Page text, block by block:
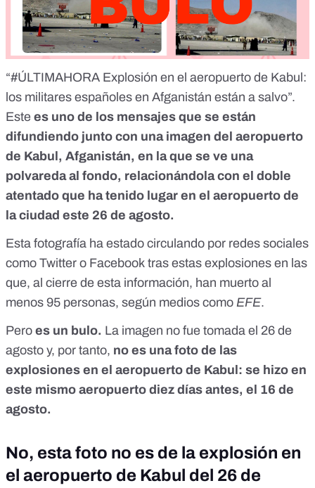
“#ÚLTIMAHORA Explosión en el aeropuerto de Kabul:
los militares españoles en Afganistán están a salvo”.
Este es uno de los mensajes que se están
difundiendo junto con una imagen del aeropuerto
de Kabul, Afganistán, en la que se ve una
polvareda al fondo, relacionándola con el doble
atentado que ha tenido lugar en el aeropuerto de
la ciudad este 26 de agosto.
Esta fotografía ha estado circulando por redes sociales
como Twitter o Facebook tras estas explosiones en las
que, al cierre de esta información, han muerto al
menos 95 personas, según medios como EFE.
Pero es un bulo. La imagen no fue tomada el 26 de
agosto y, por tanto, no es una foto de las
explosiones en el aeropuerto de Kabul: se hizo en
este mismo aeropuerto diez días antes, el 16 de
agosto.
No, esta foto no es de la explosión en
el aeropuerto de Kabul del 26 de